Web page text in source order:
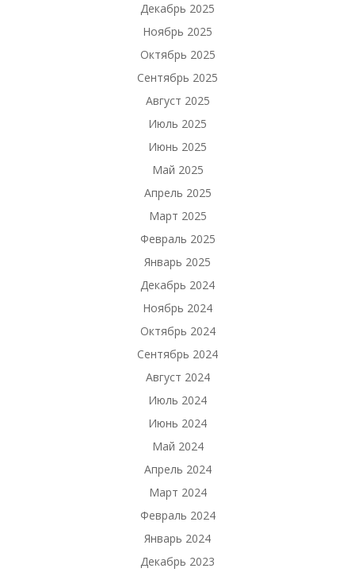
Декабрь 2025
Ноябрь 2025
Октябрь 2025
Сентябрь 2025
Август 2025
Июль 2025
Июнь 2025
Май 2025
Апрель 2025
Март 2025
Февраль 2025
Январь 2025
Декабрь 2024
Ноябрь 2024
Октябрь 2024
Сентябрь 2024
Август 2024
Июль 2024
Июнь 2024
Май 2024
Апрель 2024
Март 2024
Февраль 2024
Январь 2024
Декабрь 2023